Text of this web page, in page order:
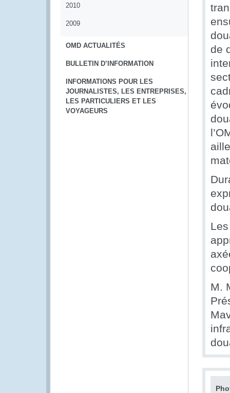
2010
2009
OMD ACTUALITÉS
BULLETIN D’INFORMATION
INFORMATIONS POUR LES
JOURNALISTES, LES ENTREPRISES,
LES PARTICULIERS ET LES
VOYAGEURS
de
M.